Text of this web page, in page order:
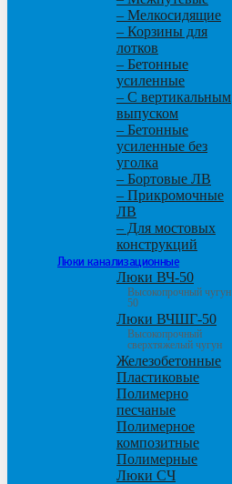
– Мелкосидящие
– Корзины для
лотков
– Бетонные
усиленные
– С вертикальным
выпуском
– Бетонные
усиленные без
уголка
– Бортовые ЛВ
– Прикромочные
ЛВ
– Для мостовых
конструкций
Люки канализационные
Люки ВЧ-50
Высокопрочный чугун
50
Люки ВЧШГ-50
Высокопрочный
сверхтяжелый чугун
Железобетонные
Пластиковые
Полимерно
песчаные
Полимерное
композитные
Полимерные
Люки СЧ